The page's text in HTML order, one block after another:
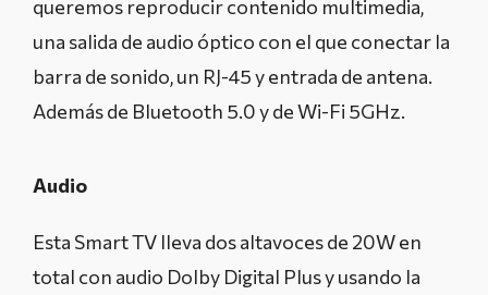
queremos reproducir contenido multimedia,
una salida de audio óptico con el que conectar la
barra de sonido, un RJ-45 y entrada de antena.
Además de Bluetooth 5.0 y de Wi-Fi 5GHz.
Audio
Esta Smart TV lleva dos altavoces de 20W en
total con audio Dolby Digital Plus y usando la